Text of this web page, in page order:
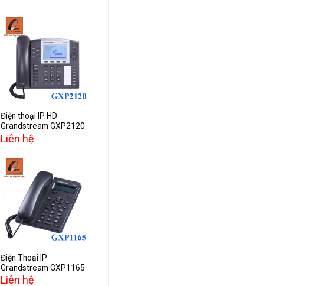
Add to
wishlist
Điện thoại IP HD
Grandstream GXP2120
Liên hệ
Add to
wishlist
Điện Thoại IP
Grandstream GXP1165
Liên hệ